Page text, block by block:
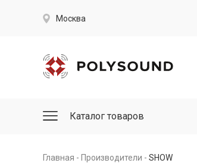
Москва
Каталог товаров
Главная Производители SHOW